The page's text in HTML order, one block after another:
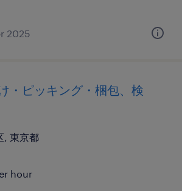
2025
・ピッキング・梱包、検
, 東京都
hour